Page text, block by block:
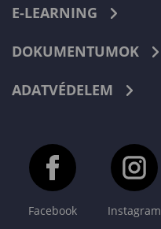
E-LEARNING
DOKUMENTUMOK
ADATVÉDELEM
Facebook Instagram